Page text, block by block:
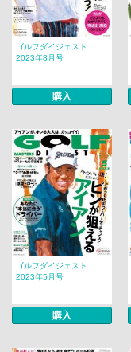
ゴルフダイジェスト
2023年8月号
購入
ゴルフダイジェスト
2023年5月号
購入